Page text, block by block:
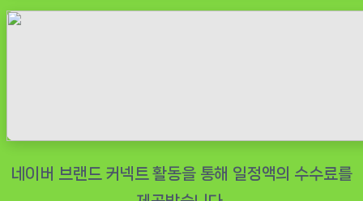
직
필